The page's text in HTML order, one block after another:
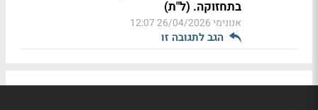
בתחזוקה. (ל"ת)
אנונימי26/04/2026 12:07
הגב לתגובה זו